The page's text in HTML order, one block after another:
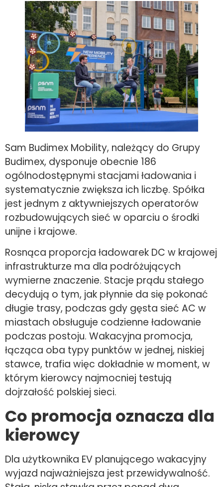
Sam Budimex Mobility, należący do Grupy
Budimex, dysponuje obecnie 186
ogólnodostępnymi stacjami ładowania i
systematycznie zwiększa ich liczbę. Spółka
jest jednym z aktywniejszych operatorów
rozbudowujących sieć w oparciu o środki
unijne i krajowe.
Rosnąca proporcja ładowarek DC w krajowej
infrastrukturze ma dla podróżujących
wymierne znaczenie. Stacje prądu stałego
decydują o tym, jak płynnie da się pokonać
długie trasy, podczas gdy gęsta sieć AC w
miastach obsługuje codzienne ładowanie
podczas postoju. Wakacyjna promocja,
łącząca oba typy punktów w jednej, niskiej
stawce, trafia więc dokładnie w moment, w
którym kierowcy najmocniej testują
dojrzałość polskiej sieci.
Co promocja oznacza dla
kierowcy
Dla użytkownika EV planującego wakacyjny
wyjazd najważniejsza jest przewidywalność.